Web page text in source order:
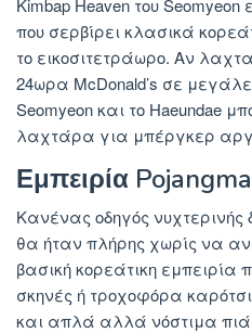
Kimbap Heaven του
που σερβίρει κλασικά
το εικοσιτετράωρο. Αν
24ωρα McDonald’s σε
Seomyeon και το Haeundae
λαχτάρα για μπέργκερ
Εμπειρία
Κανένας οδηγός νυχτερινής
θα ήταν πλήρης χωρίς να
βασική κορεάτικη εμπειρία
σκηνές ή τροχοφόρα
και απλά αλλά νόστιμα